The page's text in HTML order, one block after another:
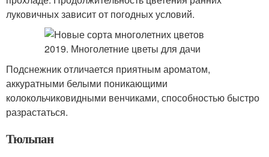
луковичных зависит от погодных условий.
Подснежник отличается приятным ароматом,
аккуратными белыми поникающими
колокольчиковидными венчиками, способностью быстро
разрастаться.
Тюльпан